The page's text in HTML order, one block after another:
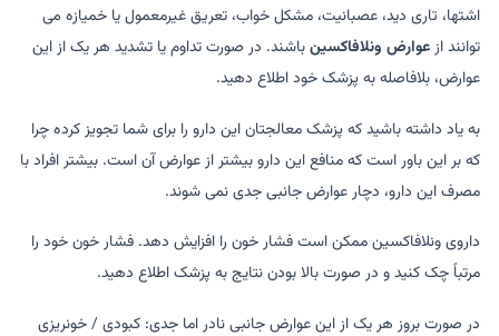
اشتها، تاری دید، عصبانیت، مشکل خواب، تعریق غیرمعمول یا خمیازه می
توانند ازعوارض ونلافاکسینباشند. در صورت تداوم یا تشدید هر یک از این
عوارض، بلافاصله به پزشک خود اطلاع دهید.
به یاد داشته باشید که پزشک معالجتان این دارو را برای شما تجویز کرده چرا
که بر این باور است که منافع این دارو بیشتر از عوارض آن است. بیشتر افراد با
مصرف این دارو، دچار عوارض جانبی جدی نمی شوند.
داروی ونلافاکسین ممکن است فشار خون را افزایش دهد. فشار خون خود را
مرتباً چک کنید و در صورت بالا بودن نتایج به پزشک اطلاع دهید.
در صورت بروز هر یک از این عوارض جانبی نادر اما جدی: کبودی / خونریزی